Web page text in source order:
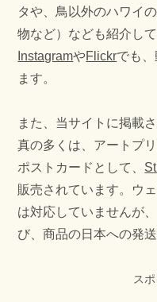
タや、鳥以外のハワイ
物など）なども紹介し
InstagramやFlickrでも
ます。
また、当サイトに掲載
真の多くは、アートプ
ポストカードとして、
販売されています。ウ
は対応していませんが
び、商品の日本への発送
ス